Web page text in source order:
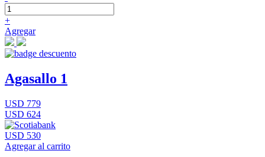
+
Agregar
Agasallo 1
USD 779
USD 624
USD 530
Agregar al carrito